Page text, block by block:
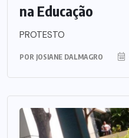
na Educação
PROTESTO
POR JOSIANE DALMAGRO